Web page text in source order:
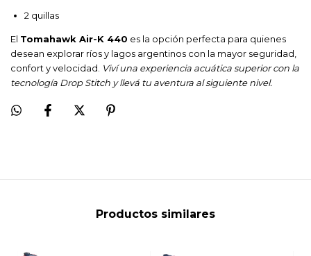
2 quillas
El Tomahawk Air-K 440 es la opción perfecta para quienes
desean explorar ríos y lagos argentinos con la mayor seguridad,
confort y velocidad. Viví una experiencia acuática superior con la
tecnología Drop Stitch y llevá tu aventura al siguiente nivel.
Productos similares